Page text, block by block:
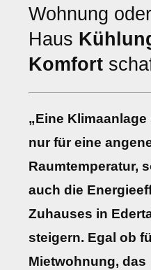
Wohnung
Haus
Komfort
„Eine
nur für eine
Raumtemperatur,
auch die
Zuhauses in
steigern. Egal ob
Mietwohnung, das